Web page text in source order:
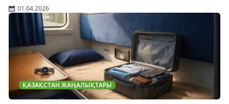
01.04.2026
ҚАЗАҚСТАН ЖАҢАЛЫҚТАРЫ